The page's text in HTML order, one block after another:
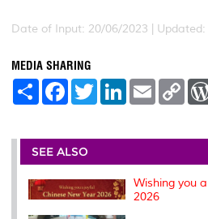
Date of Input: 20/06/2023 |
MEDIA SHARING
S
e
F
a
b
o
o
T
w
t
r
L
e
I
E
m
l
C
L
n
SEE ALSO
Wishing you
2026